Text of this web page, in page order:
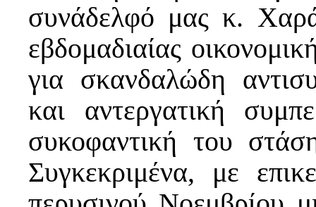
συνάδελφό μας κ.
εβδομαδιαίας
για σκανδαλώδη
και αντεργατική
συκοφαντική του
Συγκεκριμένα, με